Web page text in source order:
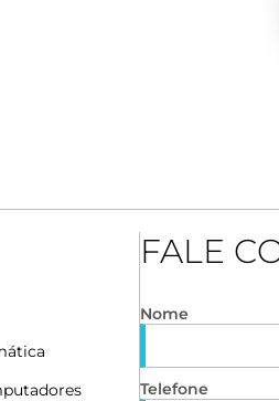
FALE
Nome
Telefone